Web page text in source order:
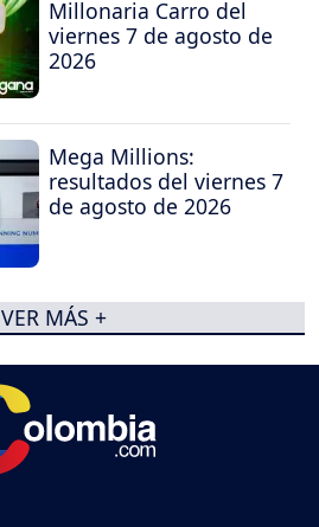
Millonaria Carro del
viernes 7 de agosto de
2026
Mega Millions:
resultados del viernes 7
de agosto de 2026
VER MÁS +